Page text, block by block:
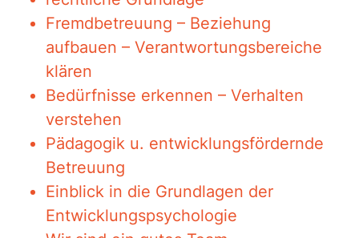
Fremdbetreuung – Beziehung
aufbauen – Verantwortungsbereiche
klären
Bedürfnisse erkennen – Verhalten
verstehen
Pädagogik u. entwicklungsfördernde
Betreuung
Einblick in die Grundlagen der
Entwicklungspsychologie